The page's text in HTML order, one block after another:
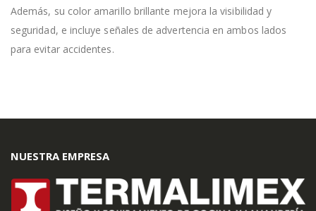
Además, su color amarillo brillante mejora la visibilidad y
seguridad, e incluye señales de advertencia en ambos lados
para evitar accidentes.
NUESTRA EMPRESA